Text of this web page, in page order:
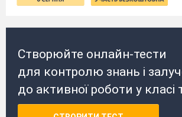
Створюйте онлайн-тести
для контролю знань і
до активної роботи у класі